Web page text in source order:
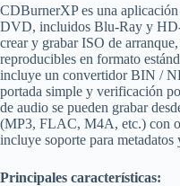
CDBurnerXP es una
DVD, incluidos Blu-Ray y
crear y grabar ISO de
reproducibles en formato
incluye un convertidor BIN /
portada simple y verificación
de audio se pueden grabar
(MP3, FLAC, M4A, etc.) con o
incluye soporte para
Principales características: